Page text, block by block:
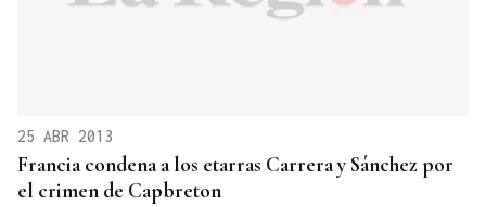
25 ABR 2013
Francia condena a los etarras Carrera y Sánchez por
el crimen de Capbreton